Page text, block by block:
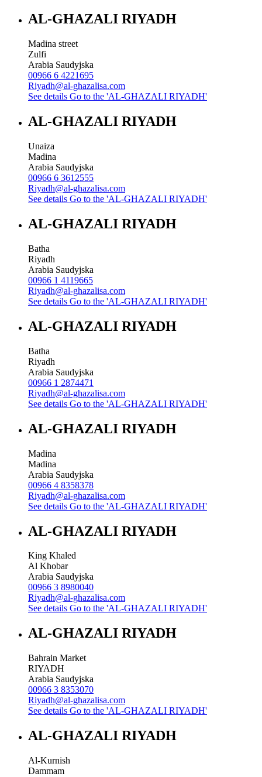
AL-GHAZALI RIYADH
Madina street
Zulfi
Arabia Saudyjska
00966 6 4221695
Riyadh@al-ghazalisa.com
See details Go to the 'AL-GHAZALI RIYADH'
AL-GHAZALI RIYADH
Unaiza
Madina
Arabia Saudyjska
00966 6 3612555
Riyadh@al-ghazalisa.com
See details Go to the 'AL-GHAZALI RIYADH'
AL-GHAZALI RIYADH
Batha
Riyadh
Arabia Saudyjska
00966 1 4119665
Riyadh@al-ghazalisa.com
See details Go to the 'AL-GHAZALI RIYADH'
AL-GHAZALI RIYADH
Batha
Riyadh
Arabia Saudyjska
00966 1 2874471
Riyadh@al-ghazalisa.com
See details Go to the 'AL-GHAZALI RIYADH'
AL-GHAZALI RIYADH
Madina
Madina
Arabia Saudyjska
00966 4 8358378
Riyadh@al-ghazalisa.com
See details Go to the 'AL-GHAZALI RIYADH'
AL-GHAZALI RIYADH
King Khaled
Al Khobar
Arabia Saudyjska
00966 3 8980040
Riyadh@al-ghazalisa.com
See details Go to the 'AL-GHAZALI RIYADH'
AL-GHAZALI RIYADH
Bahrain Market
RIYADH
Arabia Saudyjska
00966 3 8353070
Riyadh@al-ghazalisa.com
See details Go to the 'AL-GHAZALI RIYADH'
AL-GHAZALI RIYADH
Al-Kurnish
Dammam